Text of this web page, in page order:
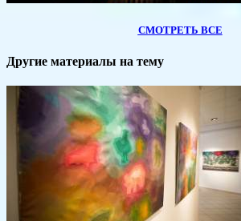
СМОТРЕТЬ ВСЕ
Другие материалы на тему